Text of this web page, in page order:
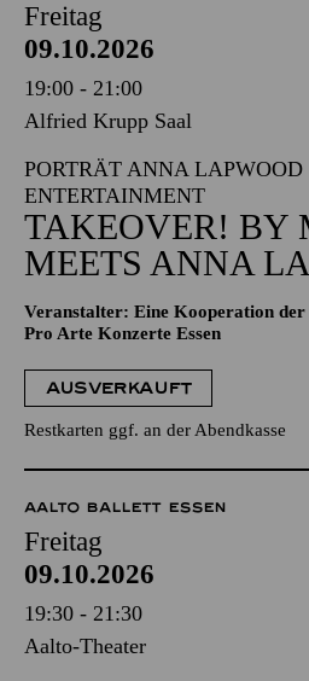
19:00 - 21:00
Alfried Krupp Saal
PORTRÄT ANNA LAPWOOD
ENTERTAINMENT
TAKEOVER! BY
MEETS ANNA
Veranstalter: Eine Kooperation der
Pro Arte Konzerte Essen
AUSVERKAUFT
AALTO BALLETT ESSEN
Freitag
09.10.2026
19:30 - 21:30
Aalto-Theater
RELATIONS